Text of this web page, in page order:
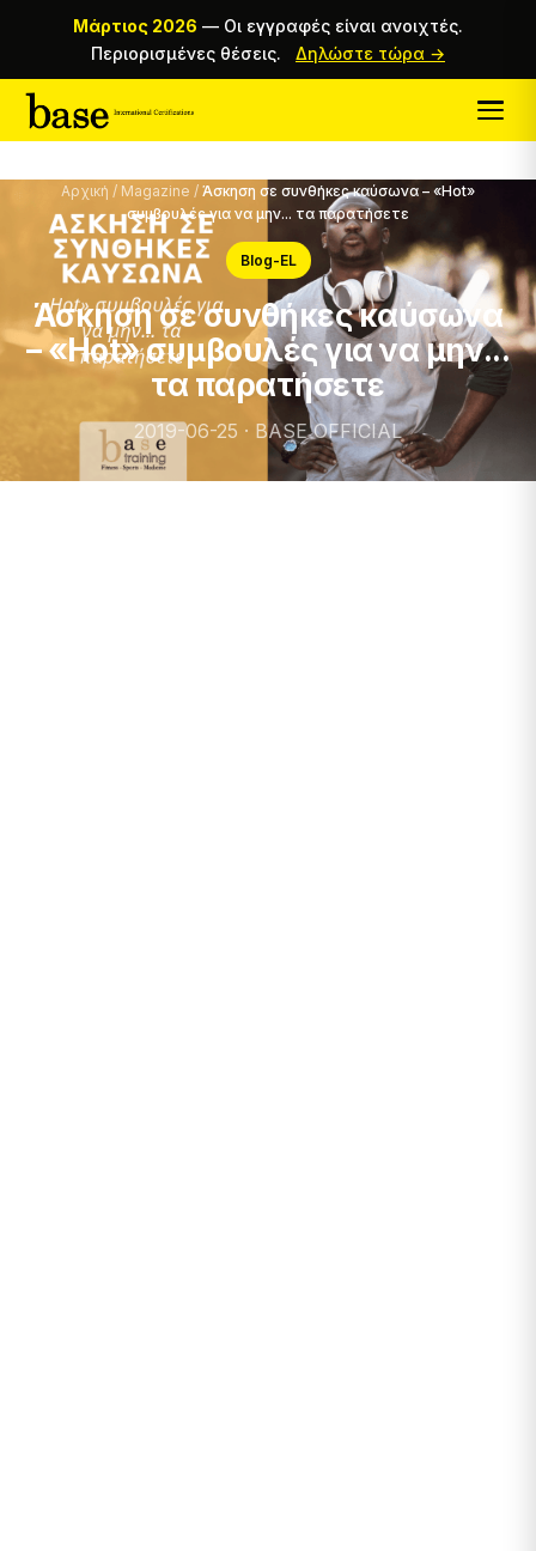
Μάρτιος 2026 — Οι εγγραφές είναι ανοιχτές.
Περιορισμένες θέσεις.
Δηλώστε τώρα →
Αρχική / Magazine / Άσκηση σε συνθήκες καύσωνα – «Hot»
συμβουλές για να μην... τα παρατήσετε
Blog-EL
Άσκηση σε συνθήκες καύσωνα
– «Hot» συμβουλές για να μην...
τα παρατήσετε
2019-06-25 · BASE OFFICIAL